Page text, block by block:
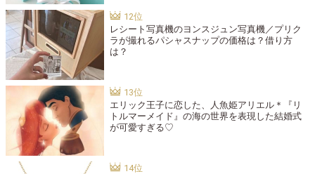
レシート写真機のヨンスジュン写真機／プリク
ラが撮れるパシャスナップの価格は？借り方
は？
エリック王子に恋した、人魚姫アリエル＊『リ
トルマーメイド』の海の世界を表現した結婚式
が可愛すぎる♡